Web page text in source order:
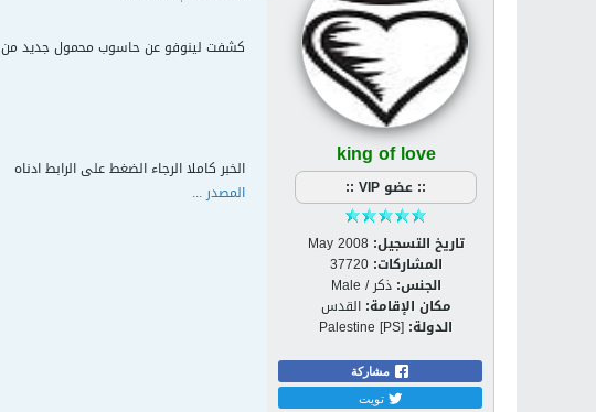
king of love
:: عضو VIP ::
تاريخ التسجيل: May 2008
المشاركات: 37720
الجنس: ذكر / Male
مكان الإقامة: القدس
الدولة: Palestine [PS]
مشاركة
تويت
كشفت لينوفو عن حاسوب محمول جديد من
الخبر كاملا الرجاء الضغط على الرابط ادناه
المصدر ...